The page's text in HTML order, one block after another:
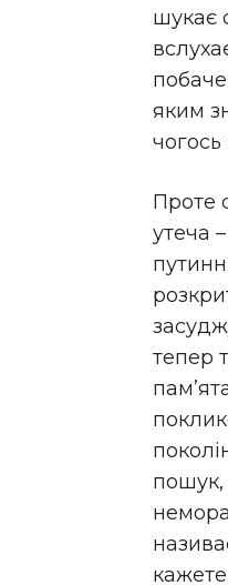
шукає
яким
Проте
утеча
тепер
пошук,